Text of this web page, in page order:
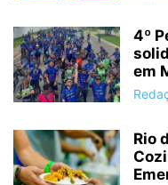
4º
em
Rio